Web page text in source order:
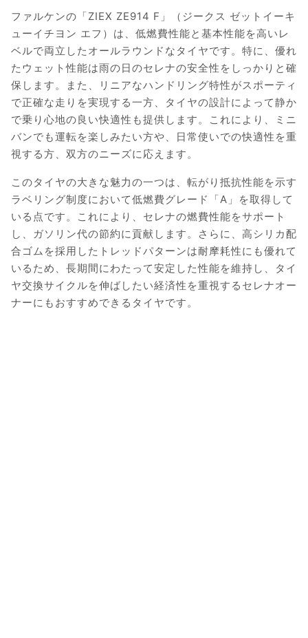
ファルケンの「ZIEX ZE914 F」（ジークス ゼットイーキ
ューイチヨン エフ）は、低燃費性能と基本性能を高いレ
ベルで両立したオールラウンドなタイヤです。特に、優れ
たウェット性能は雨の日のセレナの安全性をしっかりと確
保します。また、リニアなハンドリング特性がスポーティ
で正確な走りを実現する一方、タイヤの設計によって静か
で乗り心地の良い快適性も提供します。これにより、ミニ
バンでも運転を楽しみたい方や、日常使いでの快適性を重
視する方、双方のニーズに応えます。
このタイヤの大きな魅力の一つは、転がり抵抗性能を示す
ラベリング制度において低燃費グレード「A」を取得して
いる点です。これにより、セレナの燃費性能をサポート
し、ガソリン代の節約に貢献します。さらに、高シリカ配
合ゴムを採用したトレッドパターンは耐摩耗性にも優れて
いるため、長期間にわたって安定した性能を維持し、タイ
ヤ交換サイクルを伸ばしたい経済性を重視するセレナオー
ナーにもおすすめできるタイヤです。